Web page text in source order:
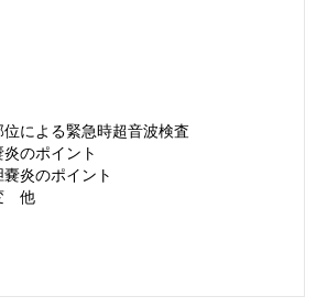
位による緊急時超音波検査
のポイント
嚢炎のポイント
他